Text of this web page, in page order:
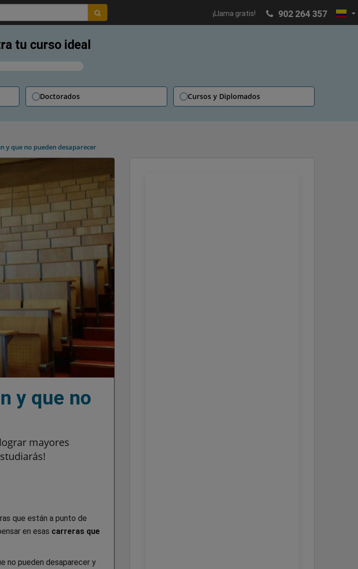
¡Llama gratis! 902 264 357
tu curso ideal
Doctorados Cursos y Diplomados
y que no pueden desaparecer
y que no
mayores
que están a punto de
en esas carreras que
no pueden desaparecer y